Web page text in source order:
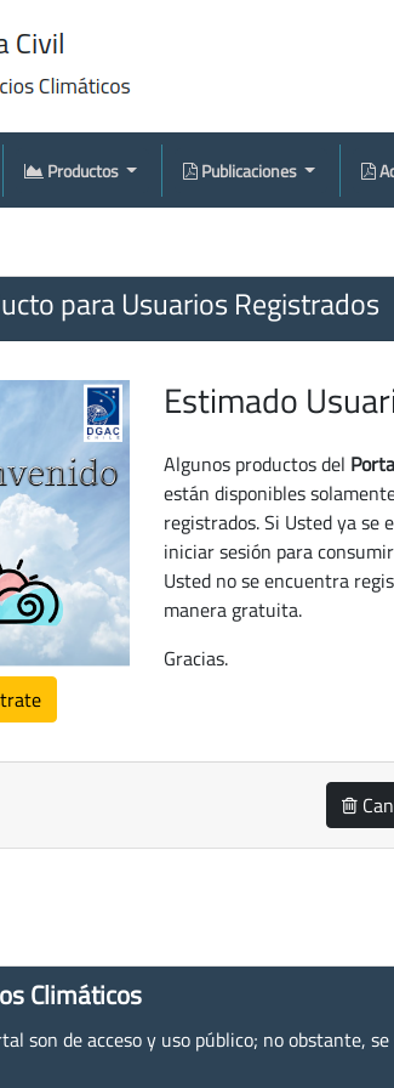
Productos Publicaciones
para Usuarios Registrados
Estimado
Algunos productos del
están disponibles
registrados. Si Usted ya se
iniciar sesión para
Usted no se encuentra
manera gratuita.
Gracias.
Climáticos
son de acceso y uso público; no obstante,